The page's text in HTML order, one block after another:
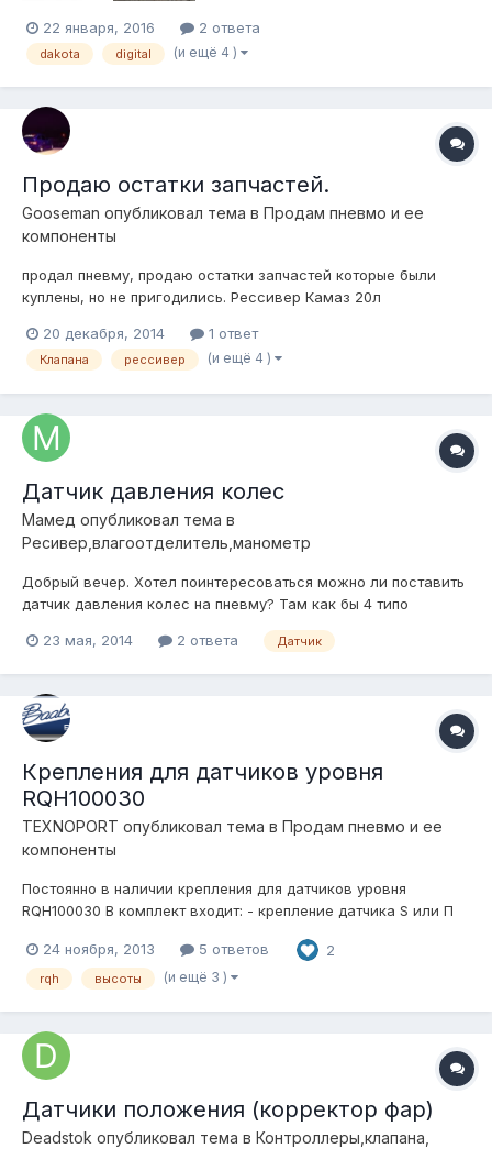
22 января, 2016 2 ответа
dakota digital (и ещё 4 )
Продаю остатки запчастей.
Gooseman опубликовал тема в Продам пневмо и ее
компоненты
продал пневму, продаю остатки запчастей которые были
куплены, но не пригодились. Рессивер Камаз 20л
б\у, чистые , рабочие) -1 шт 400 руб 4шт-1500. датчик
клиренса (новый с колодкой) -1200 руб вольтметр цифровой
20 декабря, 2014 1 ответ
Клапана рессивер (и ещё 4 )
Датчик давления колес
Мамед опубликовал тема в
Ресивер,влагоотделитель,манометр
Добрый вечер. Хотел поинтересоваться можно ли поставить
датчик давления колес на пневму? Там как бы 4 типо
салоне на не большом экранчике показывают давление.
23 мая, 2014 2 ответа Датчик
Крепления для датчиков уровня
RQH100030
TEXNOPORT опубликовал тема в Продам пневмо и ее
компоненты
Постоянно в наличии крепления для датчиков уровня
RQH100030 В комплект входит: - крепление датчика S или П
крепление штанги датчика 1шт; - винт крепления штанги 1шт; -
гайка крепления штанги 1шт. Цена одного комплекта $15.
24 ноября, 2013 5 ответов 2
rqh высоты (и ещё 3 )
Датчики положения (корректор фар)
Deadstok опубликовал тема в Контроллеры,клапана,